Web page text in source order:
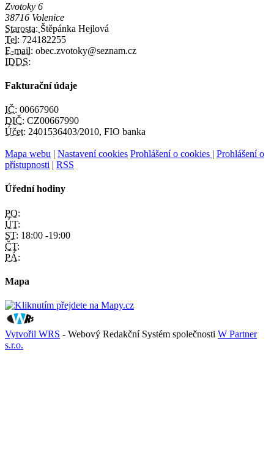
Zvotoky 6
38716 Volenice
Starosta: Štěpánka Hejlová
Tel: 724182255
E-mail: obec.zvotoky@seznam.cz
IDDS:
Fakturační údaje
IČ: 00667960
DIČ: CZ00667990
Účet: 2401536403/2010, FIO banka
Mapa webu | Nastavení cookies Prohlášení o cookies | Prohlášení o
přístupnosti | RSS
Úřední hodiny
PO:
ÚT:
ST: 18:00 -19:00
ČT:
PÁ:
Mapa
Vytvořil WRS - Webový Redakční Systém společnosti W Partner
s.r.o.